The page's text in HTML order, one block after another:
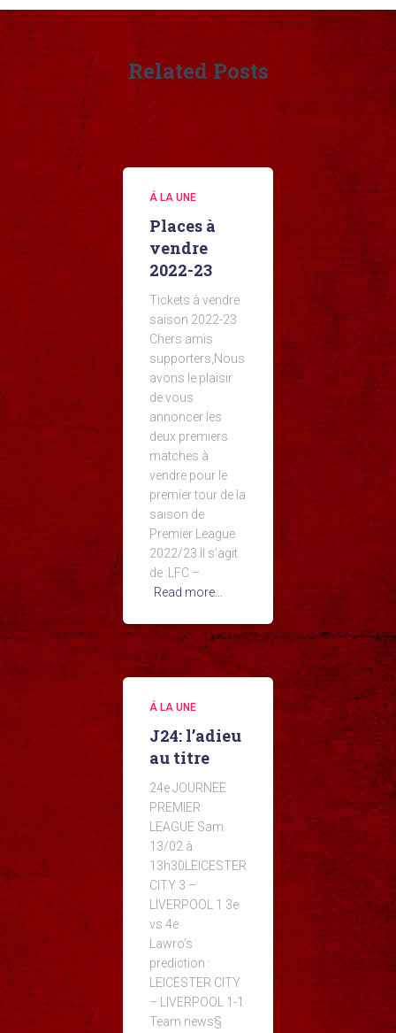
Related Posts
Á LA UNE
Places à
vendre
2022-23
Tickets à vendre
saison 2022-23
Chers amis
supporters,Nous
avons le plaisir
de vous
annoncer les
deux premiers
matches à
vendre pour le
premier tour de la
saison de
Premier League
2022/23.Il s’agit
de :LFC –
Read more…
Á LA UNE
J24: l’adieu
au titre
24e JOURNEE
PREMIER
LEAGUE Sam
13/02 à
13h30LEICESTER
CITY 3 –
LIVERPOOL 1 3e
vs 4e
Lawro’s
prediction :
LEICESTER CITY
– LIVERPOOL 1-1
Team news§